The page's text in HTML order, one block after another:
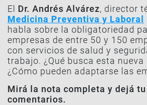
El Dr. Andrés Alvárez, director
Medicina Preventiva y Laboral
habla sobre la obligatoriedad
empresas de entre 50 y 150
con servicios de salud y
trabajo. ¿Qué busca esta
¿Cómo pueden adaptarse las
Mirá la nota completa y dejá
comentarios.